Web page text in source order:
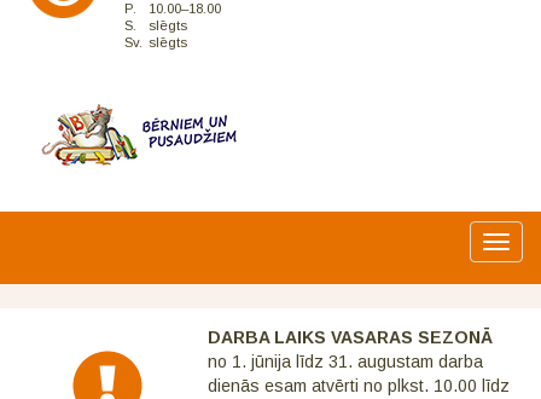
P.
10.00–18.00
S.
slēgts
Sv.
slēgts
DARBA LAIKS VASARAS SEZONĀ
no 1. jūnija līdz 31. augustam darba
dienās esam atvērti no plkst. 10.00 līdz